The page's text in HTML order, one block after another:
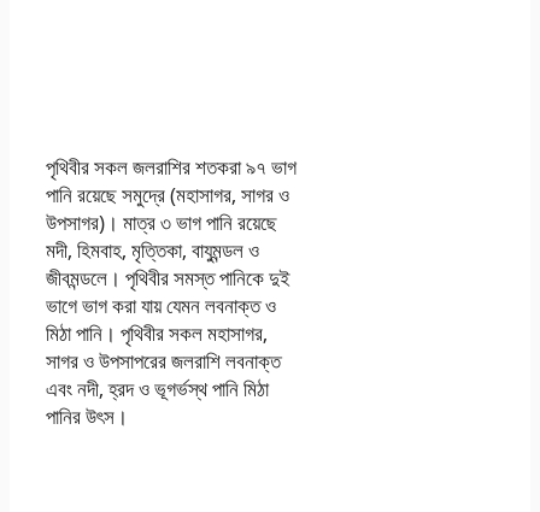
পৃথিবীর সকল জলরাশির শতকরা ৯৭ ভাগ
পানি রয়েছে সমুদ্রে (মহাসাগর, সাগর ও
উপসাগর)। মাত্র ৩ ভাগ পানি রয়েছে
মদী, হিমবাহ, মৃত্তিকা, বাযুমন্ডল ও
জীবমন্ডলে। পৃথিবীর সমস্ত পানিকে দুই
ভাগে ভাগ করা যায় যেমন লবনাক্ত ও
মিঠা পানি। পৃথিবীর সকল মহাসাগর,
সাগর ও উপসাপরের জলরাশি লবনাক্ত
এবং নদী, হ্রদ ও ভূগর্ভস্থ পানি মিঠা
পানির উৎস।